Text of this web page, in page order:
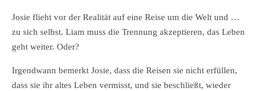
Josie flieht vor der Realität auf eine Reise um die Welt und …
zu sich selbst. Liam muss die Trennung akzeptieren, das Leben
geht weiter. Oder?
Irgendwann bemerkt Josie, dass die Reisen sie nicht erfüllen,
dass sie ihr altes Leben vermisst, und sie beschließt, wieder